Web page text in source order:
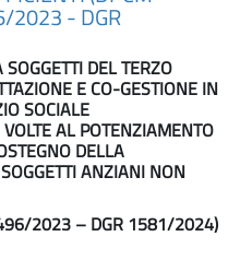
2023 - DGR
DEL TERZO
E CO-GESTIONE IN
SOCIALE
AL POTENZIAMENTO
DELLA
ANZIANI NON
2023 – DGR 1581/2024)